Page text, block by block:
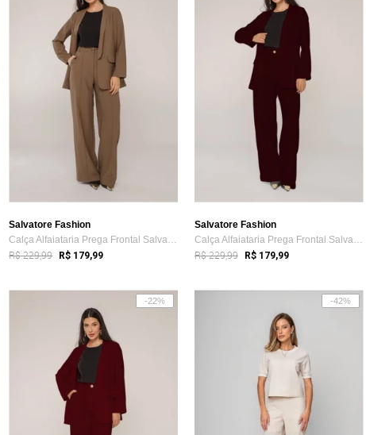
Salvatore Fashion
Calça Alfaiataria Prega Frontal Salvatore verde
R$ 229,99 R$ 179,99
Salvatore Fashion
Calça Alfaiataria Prega Frontal Salvator...
R$ 229,99 R$ 179,99
-22% -42%